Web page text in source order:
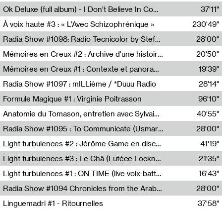
Francesco Russo,Scuola della Crisi
Ok Deluxe (full album) - I Don't Believe In Computing
37'11"
À voix haute #3 : « L’Avec Schizophrénique »
230'49"
Radia Show #1098: Radio Tecnicolor by Stefan Nussbaumer & Georg Zichy (Radio Orange 94.0)
Radio Orange 94.0
28'00"
Mémoires en Creux #2 : Archive d'une histoire artistique
Sophie Auger-Grappin
20'50"
Mémoires en Creux #1 : Contexte et panorama
Sophie Auger-Grappin
19'39"
Radia Show #1097 : mILLième / *Duuu Radio
28'14"
Formule Magique #1 : Virginie Poitrasson
Nathalie Lacroix,Virginie Poitrasson
96'10"
Anatomie du Tomason, entretien avec Sylvain Cardonnel
Loraine Baud,Sylvain Cardonnel
40'55"
Radia Show #1095 : To Communicate (Usmaradio)
Usmaradio
28'00"
Light turbulences #2 : Jérôme Game en discussion avec Thomas Corlin
41'19"
Light turbulences #3 : Le Châ (Lutèce Lockness)
Lutèce Lockness
21'35"
Light turbulences #1 : ON TIME (live voix-batterie) avec Jérôme Game & Jean-Michel Espitallier
Jérôme Game,Jean-Michel Espitallier
16'43"
Radia Show #1094 Chronicles from the Arab Cold War by Ghazi Barakat
Reboot.fm
28'00"
Linguemadri #1 - Ritournelles
37'58"